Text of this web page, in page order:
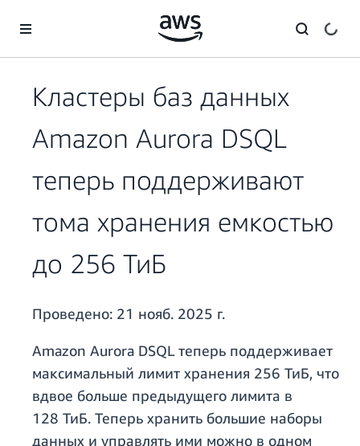
Перейти к главному контенту
Кластеры баз данных
Amazon Aurora DSQL
теперь поддерживают
тома хранения емкостью
до 256 ТиБ
Проведено: 21 нояб. 2025 г.
Amazon Aurora DSQL теперь поддерживает
максимальный лимит хранения 256 ТиБ, что
вдвое больше предыдущего лимита в
128 ТиБ. Теперь хранить большие наборы
данных и управлять ими можно в одном